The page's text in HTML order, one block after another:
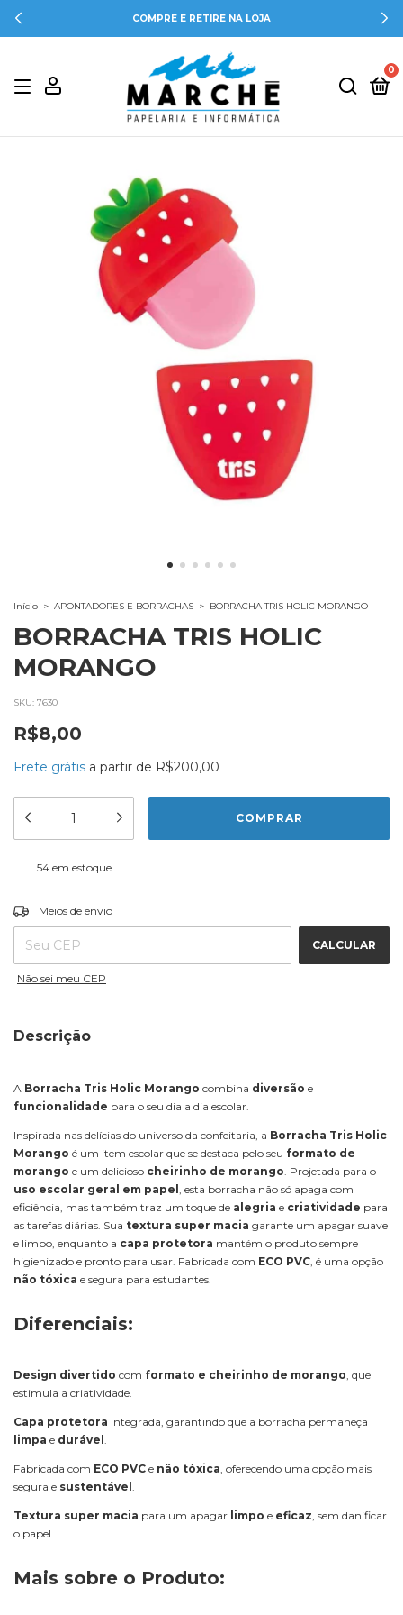
COMPRE E RETIRE NA LOJA
0
Início > APONTADORES E BORRACHAS > BORRACHA TRIS HOLIC MORANGO
BORRACHA TRIS HOLIC
MORANGO
SKU: 7630
R$8,00
Frete grátis a partir de R$200,00
54em estoque
Entregas para o CEP:
Meios de envio
CALCULAR
Não sei meu CEP
Descrição
A Borracha Tris Holic Morango combina diversão e
funcionalidade para o seu dia a dia escolar.
Inspirada nas delícias do universo da confeitaria, a Borracha Tris Holic
Morango é um item escolar que se destaca pelo seu formato de
morango e um delicioso cheirinho de morango. Projetada para o
uso escolar geral em papel , esta borracha não só apaga com
eficiência, mas também traz um toque de alegria e criatividade para
as tarefas diárias. Sua textura super macia garante um apagar suave
e limpo, enquanto a capa protetora mantém o produto sempre
higienizado e pronto para usar. Fabricada com ECO PVC, é uma opção
não tóxica e segura para estudantes.
Diferenciais:
Design divertido com formato e cheirinho de morango, que
estimula a criatividade.
Capa protetora integrada, garantindo que a borracha permaneça
limpa e durável .
Fabricada com ECO PVC e não tóxica, oferecendo uma opção mais
segura e sustentável .
Textura super macia para um apagar limpo e eficaz, sem danificar
o papel.
Mais sobre o Produto: